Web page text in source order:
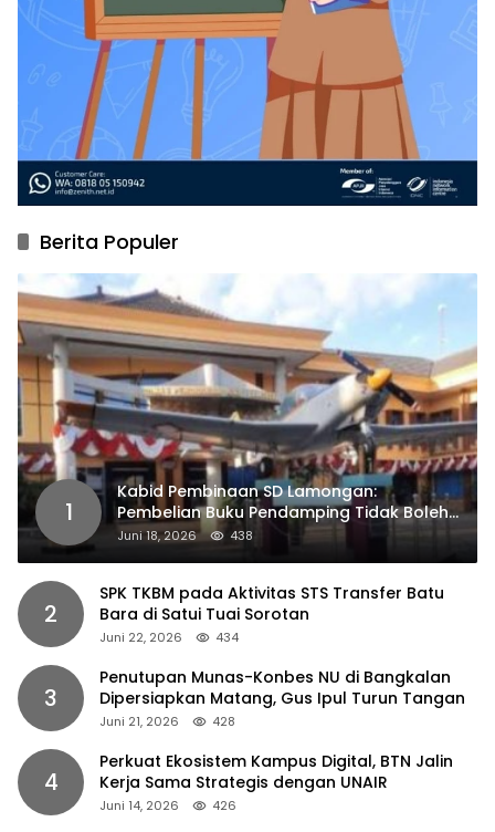
Berita Populer
1
Kabid Pembinaan SD Lamongan:
Pembelian Buku Pendamping Tidak Boleh
Dipaksakan
Juni 18, 2026 438
2
SPK TKBM pada Aktivitas STS Transfer Batu
Bara di Satui Tuai Sorotan
Juni 22, 2026 434
3
Penutupan Munas-Konbes NU di Bangkalan
Dipersiapkan Matang, Gus Ipul Turun Tangan
Juni 21, 2026 428
4
Perkuat Ekosistem Kampus Digital, BTN Jalin
Kerja Sama Strategis dengan UNAIR
Juni 14, 2026 426